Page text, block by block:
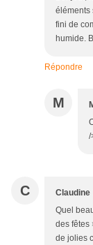
éléments
fini de
humide.
Répondre
M
/
C Claudine
Quel
des fêtes
de jolies